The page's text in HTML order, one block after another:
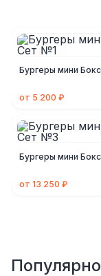
Комплексное
Кейс
Бургеры мини
от 5 200 ₽
Бургеры мини
от 13 250 ₽